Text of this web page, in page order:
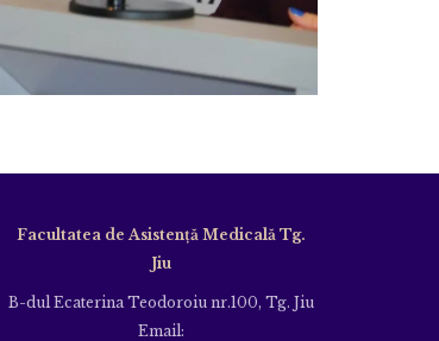
Facultatea de Asistență Medicală Tg.
Jiu
B-dul Ecaterina Teodoroiu nr.100, Tg. Jiu
Email: